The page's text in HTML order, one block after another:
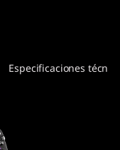
Especificaciones